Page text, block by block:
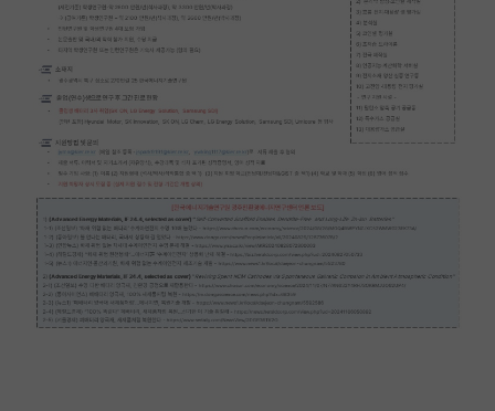
취업 게시판
임용 후기 게시판
PI 전용 게시판
인문사회 계열 게시판
특수/전문대학원 게시판
반도체/AI 게시판
장학금/장학생 게시판
학술 정보 게시판